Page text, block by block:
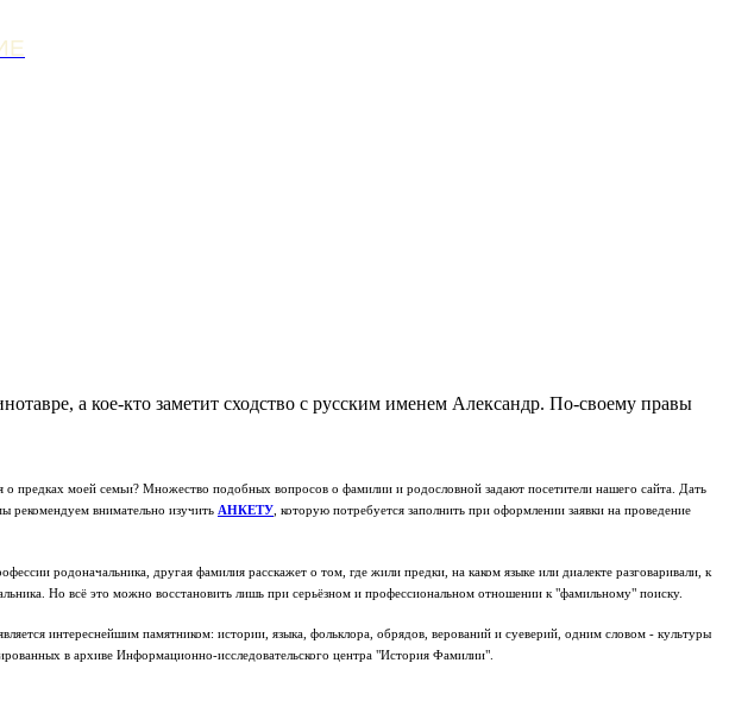
а кое-кто заметит сходство с русским именем Александр. По-своему правы
моей семьи? Множество подобных вопросов о фамилии и родословной задают посетители нашего сайта. Дать
рекомендуем внимательно изучить АНКЕТУ , которую потребуется заполнить при оформлении заявки на проведение
родоначальника, другая фамилия расскажет о том, где жили предки, на каком языке или диалекте разговаривали, к
Но всё это можно восстановить лишь при серьёзном и профессиональном отношении к "фамильному" поиску.
интереснейшим памятником: истории, языка, фольклора, обрядов, верований и суеверий, одним словом - культуры
в архиве Информационно-исследовательского центра "История Фамилии".